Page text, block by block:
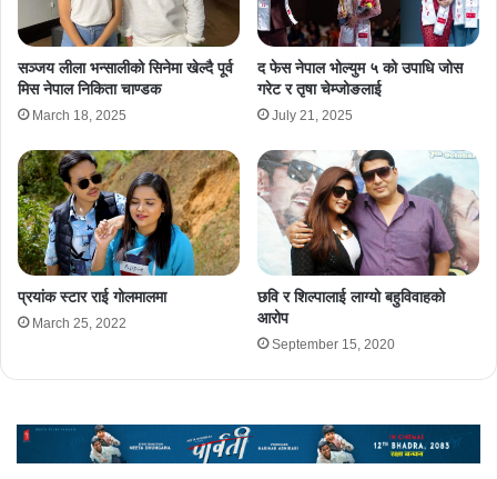
सञ्जय लीला भन्सालीको सिनेमा खेल्दै पूर्व
मिस नेपाल निकिता चाण्डक
March 18, 2025
द फेस नेपाल भोल्युम ५ को उपाधि जोस
गरेट र तृषा चेम्जोङलाई
July 21, 2025
प्रयांक स्टार राई गोलमालमा
March 25, 2022
छवि र शिल्पालाई लाग्यो बहुविवाहको
आरोप
September 15, 2020